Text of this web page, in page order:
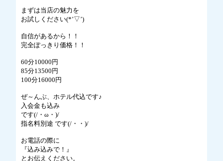
まずは当店の魅力を
お試しください(*’▽’)
自信があるから！！
完全ぽっきり価格！！
60分10000円
85分13500円
100分16000円
ぜ～んぶ、ホテル代込です♪
入会金も込み
です(/・ω・)/
指名料別途 です(/・・)/
お電話の際に
『込み込みで！』
とお伝えください。